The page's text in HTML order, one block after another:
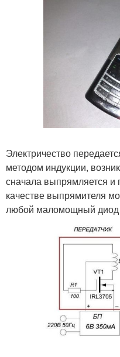
Электричество
методом индукции,
сначала выпрямляется и
качестве выпрямителя
любой маломощный диод